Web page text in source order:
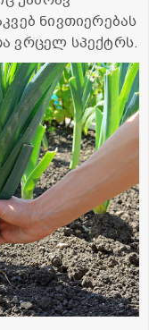
ნივთიერებას
ვრცელ სპექტრს.